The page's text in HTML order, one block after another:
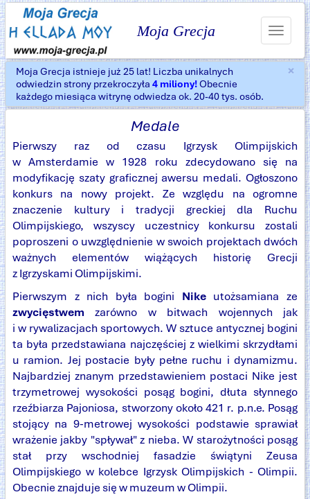
Moja Grecja
Toggle
×
Moja Grecja istnieje już 25 lat! Liczba unikalnych
odwiedzin strony przekroczyła 4 miliony!Obecnie
każdego miesiąca witrynę odwiedza ok. 20-40 tys. osób.
Medale
Pierwszy raz od czasu Igrzysk Olimpijskich
w Amsterdamie w 1928 roku zdecydowano się na
modyfikację szaty graficznej awersu medali. Ogłoszono
konkurs na nowy projekt. Ze względu na ogromne
znaczenie kultury i tradycji greckiej dla Ruchu
Olimpijskiego, wszyscy uczestnicy konkursu zostali
poproszeni o uwzględnienie w swoich projektach dwóch
ważnych elementów wiążących historię Grecji
z Igrzyskami Olimpijskimi.
Pierwszym z nich była bogini Nikeutożsamiana ze
zwycięstwem zarówno w bitwach wojennych jak
i w rywalizacjach sportowych. W sztuce antycznej bogini
ta była przedstawiana najczęściej z wielkimi skrzydłami
u ramion. Jej postacie były pełne ruchu i dynamizmu.
Najbardziej znanym przedstawieniem postaci Nike jest
trzymetrowej wysokości posąg bogini, dłuta słynnego
rzeźbiarza Pajoniosa, stworzony około 421 r. p.n.e. Posąg
stojący na 9-metrowej wysokości podstawie sprawiał
wrażenie jakby "spływał" z nieba. W starożytności posąg
stał przy wschodniej fasadzie świątyni Zeusa
Olimpijskiego w kolebce Igrzysk Olimpijskich - Olimpii.
Obecnie znajduje się w muzeum w Olimpii.